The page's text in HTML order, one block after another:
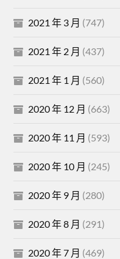
2021 年 3 月 (747)
2021 年 2 月 (437)
2021 年 1 月 (560)
2020 年 12 月 (663)
2020 年 11 月 (593)
2020 年 10 月 (245)
2020 年 9 月 (280)
2020 年 8 月 (291)
2020 年 7 月 (469)